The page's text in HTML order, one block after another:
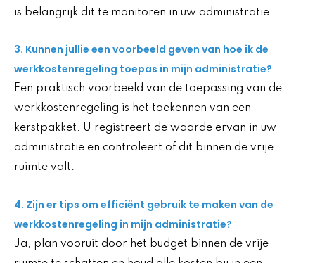
is belangrijk dit te monitoren in uw administratie.
3. Kunnen jullie een voorbeeld geven van hoe ik de
werkkostenregeling toepas in mijn administratie?
Een praktisch voorbeeld van de toepassing van de
werkkostenregeling is het toekennen van een
kerstpakket. U registreert de waarde ervan in uw
administratie en controleert of dit binnen de vrije
ruimte valt.
4. Zijn er tips om efficiënt gebruik te maken van de
werkkostenregeling in mijn administratie?
Ja, plan vooruit door het budget binnen de vrije